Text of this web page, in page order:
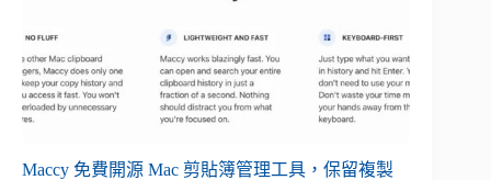
Maccy 免費開源 Mac 剪貼簿管理工具，保留複製